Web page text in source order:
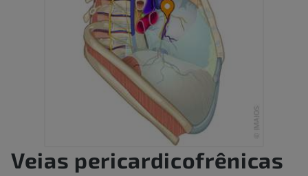
Veias pericardicofrênicas